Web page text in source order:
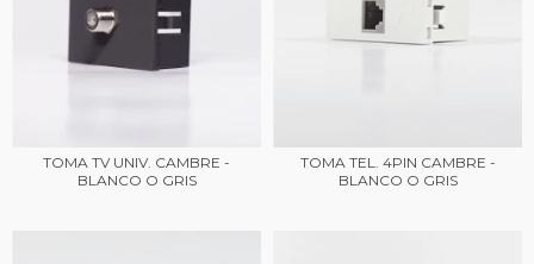
TOMA TV UNIV. CAMBRE -
BLANCO O GRIS
TOMA TEL. 4PIN CAMBRE -
BLANCO O GRIS